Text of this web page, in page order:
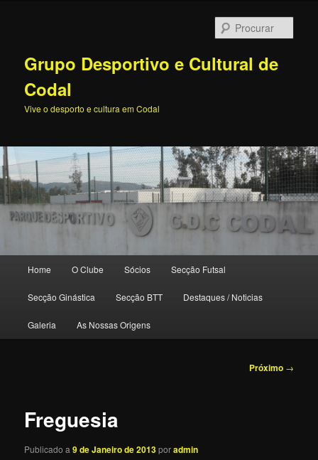
Grupo Desportivo e Cultural de
Codal
Vive o desporto e cultura em Codal
principal
Saltar
para
o
Home O Clube Sócios Secção Futsal
Secção Ginástica Secção BTT Destaques / Noticias
Galeria As Nossas Origens
Navegação
Próximo →
Freguesia
Publicado a9 de Janeiro de 2013poradmin